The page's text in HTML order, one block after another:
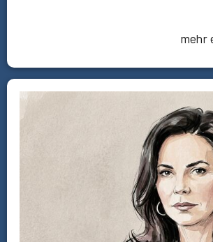
mehr